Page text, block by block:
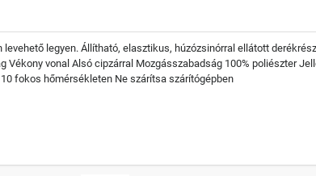
legyen. Állítható, elasztikus, húzózsinórral ellátott
vonal Alsó cipzárral Mozgásszabadság 100% poliészter
fokos hőmérsékleten Ne szárítsa szárítógépben